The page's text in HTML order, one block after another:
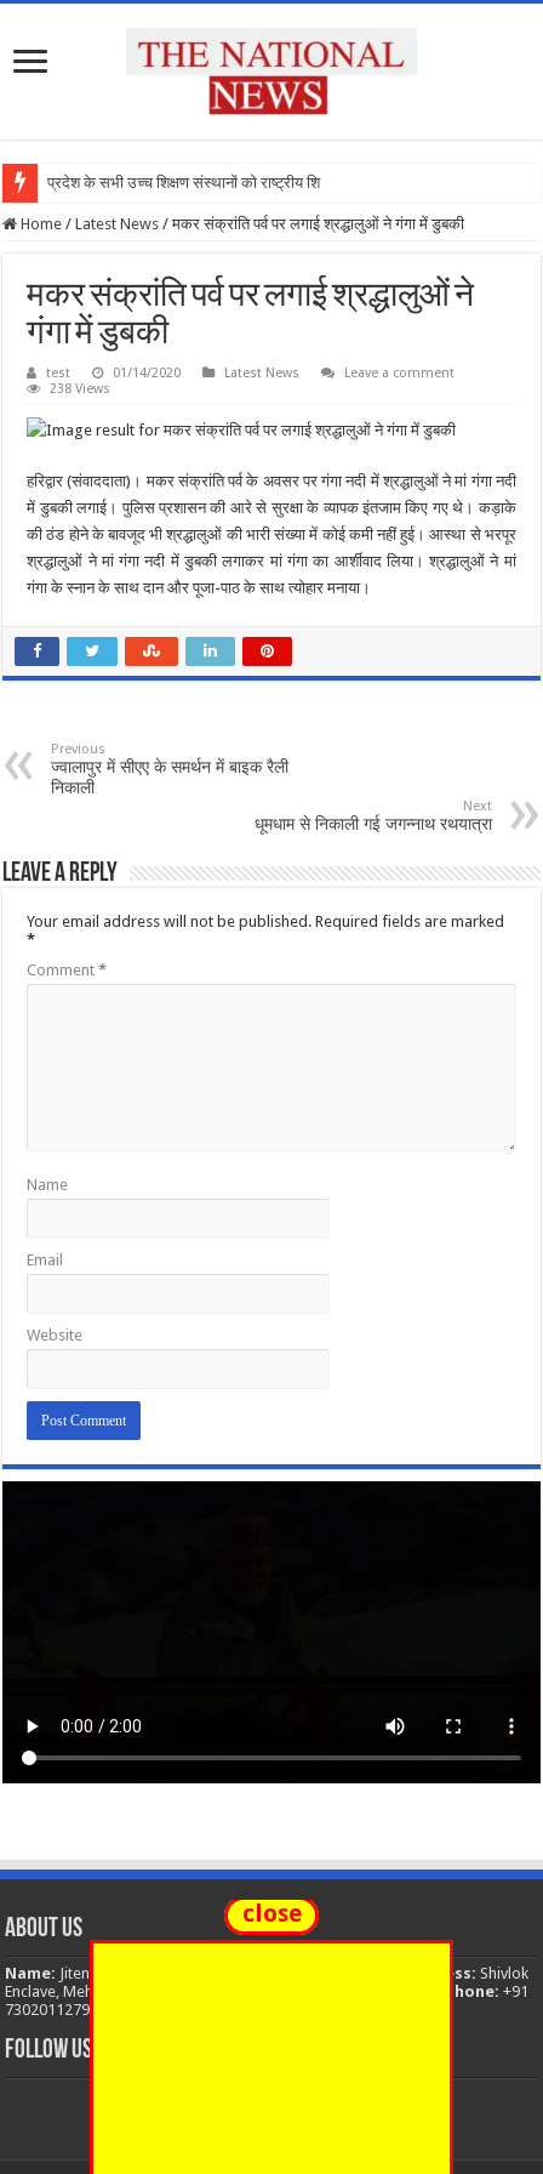
प्रदेश के सभी उच्च शिक्षण संस्थानों को राष्ट्रीय शिक्ष
Home / Latest News / मकर संक्रांति पर्व पर लगाई श्रद्धालुओं ने गंगा में डुबकी
मकर संक्रांति पर्व पर लगाई श्रद्धालुओं ने
गंगा में डुबकी
test 01/14/2020 Latest News
Leave a comment
238 Views
हरिद्वार (संवाददाता)। मकर संक्रांति पर्व के अवसर पर गंगा नदी में श्रद्धालुओं ने मां गंगा नदी
में डुबकी लगाई। पुलिस प्रशासन की आरे से सुरक्षा के व्यापक इंतजाम किए गए थे। कड़ाके
की ठंड होने के बावजूद भी श्रद्धालुओं की भारी संख्या में कोई कमी नहीं हुई। आस्था से भरपूर
श्रद्धालुओं ने मां गंगा नदी में डुबकी लगाकर मां गंगा का आर्शीवाद लिया। श्रद्धालुओं ने मां
गंगा के स्नान के साथ दान और पूजा-पाठ के साथ त्योहार मनाया।
Previous
ज्वालापुर में सीएए के समर्थन में बाइक रैली
निकाली
Next
धूमधाम से निकाली गई जगन्नाथ रथयात्रा
Leave a Reply
Your email address will not be published. Required fields are marked
*
Comment*
Name
Email
Website
About Us
Name: Jitendra Singh Address: Shivlok
Enclave, Mehuwala Mafi, Dehradun, Uttarakhand, 248001, India
Phone: +91
7302011279
FOLLOW US
close